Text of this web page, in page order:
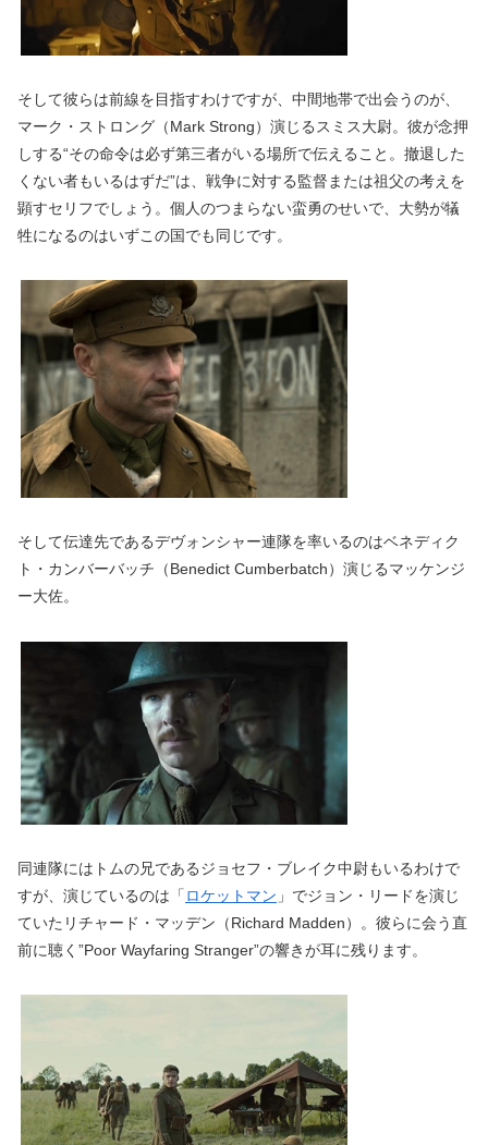
そして彼らは前線を目指すわけですが、中間地帯で出会うのが、
マーク・ストロング（Mark Strong）演じるスミス大尉。彼が念押
しする“その命令は必ず第三者がいる場所で伝えること。撤退した
くない者もいるはずだ”は、戦争に対する監督または祖父の考えを
顕すセリフでしょう。個人のつまらない蛮勇のせいで、大勢が犠
牲になるのはいずこの国でも同じです。
そして伝達先であるデヴォンシャー連隊を率いるのはベネディク
ト・カンバーバッチ（Benedict Cumberbatch）演じるマッケンジ
ー大佐。
同連隊にはトムの兄であるジョセフ・ブレイク中尉もいるわけで
すが、演じているのは「 ロケットマン 」でジョン・リードを演じ
ていたリチャード・マッデン（Richard Madden）。彼らに会う直
前に聴く”Poor Wayfaring Stranger”の響きが耳に残ります。